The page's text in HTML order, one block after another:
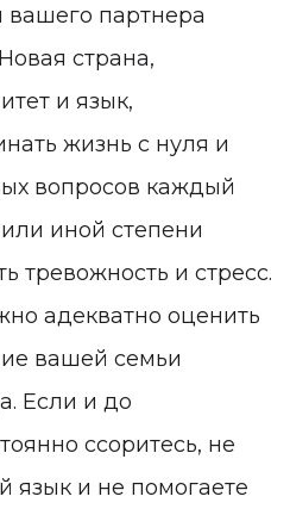
вашего партнера
страна,
и язык,
жизнь с нуля и
вопросов каждый
иной степени
тревожность и стресс.
адекватно оценить
вашей семьи
Если и до
ссоритесь, не
язык и не помогаете